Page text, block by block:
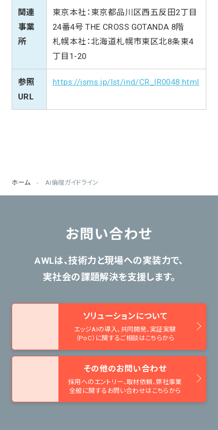
関連
事業
所
東京本社：東京都品川区西五反田2丁目
24番4号 THE CROSS GOTANDA 8階
札幌本社：北海道札幌市東区北8条東4
丁目1-20
参照
URL
https://isms.jp/lst/ind/CR_IR0048.html
ホーム AI倫理ガイドライン
お問い合わせ
AWLは、技術力と現場への実装力で、
実社会の課題解決を支援します。
ソリューションについて
エッジAIの導入、共同開発、 実証実験
（PoC）に関するご相談はこちらから
その他のお問い合わせ
採用へのエントリー、取材依頼、弊社事業
全般に関するお問い合わせはこちらから